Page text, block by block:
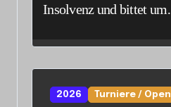
Insolvenz und bittet um
2026 Turniere / Open